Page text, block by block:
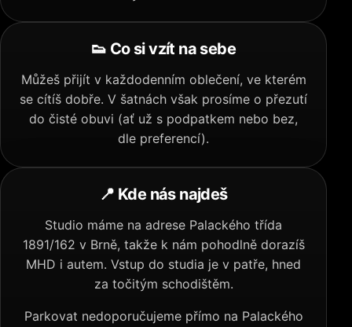
👟 Co si vzít na sebe
Můžeš přijít v každodenním oblečení, ve kterém
se cítíš dobře. V šatnách však prosíme o přezutí
do čisté obuvi (ať už s podpatkem nebo bez,
dle preferencí).
📍 Kde nás najdeš
Studio máme na adrese Palackého třída
1891/162 v Brně, takže k nám pohodlně dorazíš
MHD i autem. Vstup do studia je v patře, hned
za točitým schodištěm.
Parkovat nedoporučujeme přímo na Palackého